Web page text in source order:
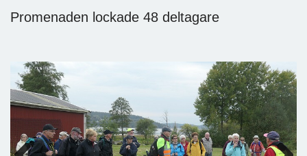
Promenaden lockade 48 deltagare